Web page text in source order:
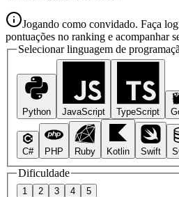
Jogando como convidado. Faça
pontuações no ranking e acompanhar
Selecionar linguagem de
Python JavaScript TypeScript
C# PHP Ruby Kotlin Swift
Dificuldade
1 2 3 4 5